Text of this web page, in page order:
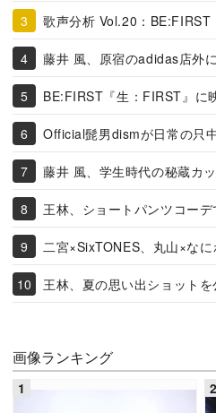
歌声分析 Vol.20：BE:FIRST
藤井 風、原宿のadidas店外
BE:FIRST『生：FIRST』に
Official髭男dismが日常の只
藤井 風、学生時代の秘蔵カ
王林、ショートパンツコー
二宮×SixTONES、丸山×な
王林、夏の思い出ショットを
画像ランキング